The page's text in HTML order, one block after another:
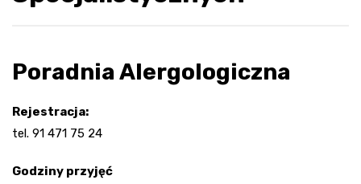
Poradnia Alergologiczna
Rejestracja:
tel. 91 471 75 24
Godziny przyjęć